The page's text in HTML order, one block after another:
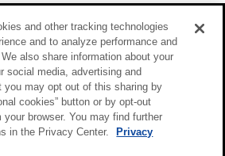
and other tracking technologies
and to analyze performance and
also share information about your
social media, advertising and
you may opt out of this sharing by
cookies” button or by opt-out
your browser. You may find further
in the Privacy Center.
Privacy